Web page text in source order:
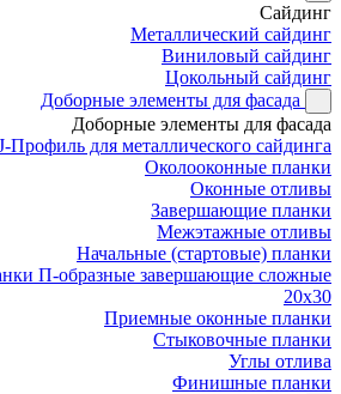
Сайдинг
Металлический сайдинг
Виниловый сайдинг
Цокольный сайдинг
Доборные элементы для фасада
Доборные элементы для фасада
Профиль для металлического сайдинга
Околооконные планки
Оконные отливы
Завершающие планки
Межэтажные отливы
Начальные (стартовые) планки
П-образные завершающие сложные
20x30
Приемные оконные планки
Стыковочные планки
Углы отлива
Финишные планки